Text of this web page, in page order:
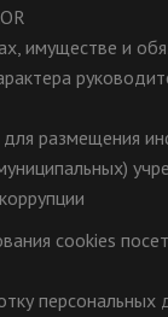
имуществе и
размещения
cookies